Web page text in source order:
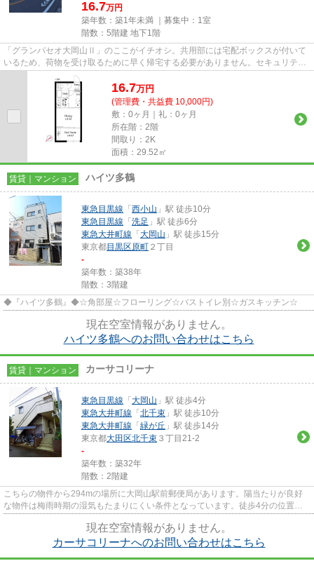
16.7万円
築年数：築1年未満 ｜募集中： 1室
階数：5階建 地下1階
「グランパセオ大岡山Ⅱ」のここがイチオシ。共用部には宅配ボックスが付いて
いるため、荷物を受け取るために早く帰宅する必要がありません。セキュリティ
面は、オートロック・TVインタ...
16.7万円
(管理費・共益費 10,000円)
敷：0ヶ月｜礼：0ヶ月
所在階：2階
間取り：2K
面積：29.52㎡
賃貸｜マンション ハイツ多鶴
東急目黒線 「 西小山 」駅 徒歩10分
東急目黒線 「 洗足 」駅 徒歩6分
東急大井町線 「 大岡山 」駅 徒歩15分
東京都目黒区原町 ２丁目
-
築年数：築38年
階数：3階建
◆『ハイツ多鶴』◆☆角部屋☆フローリング☆バストイレ別☆ガスキッチン☆
現在空室情報がありません。
ハイツ多鶴へのお問い合わせはこちら
賃貸｜マンション カーサコリーナ
東急目黒線 「 大岡山 」駅 徒歩4分
東急大井町線 「 北千束 」駅 徒歩10分
東急大井町線 「 緑が丘 」駅 徒歩14分
東京都大田区北千束 ３丁目21-2
-
築年数：築32年
階数：2階建
こちらの物件から294mの場所に大岡山駅前郵便局があります。陽当たりが良好
な物件は梅雨時期の湿気もたまりにくい条件となっています。徒歩4分の位置に
現在空室情報がありません。
カーサコリーナへのお問い合わせはこちら